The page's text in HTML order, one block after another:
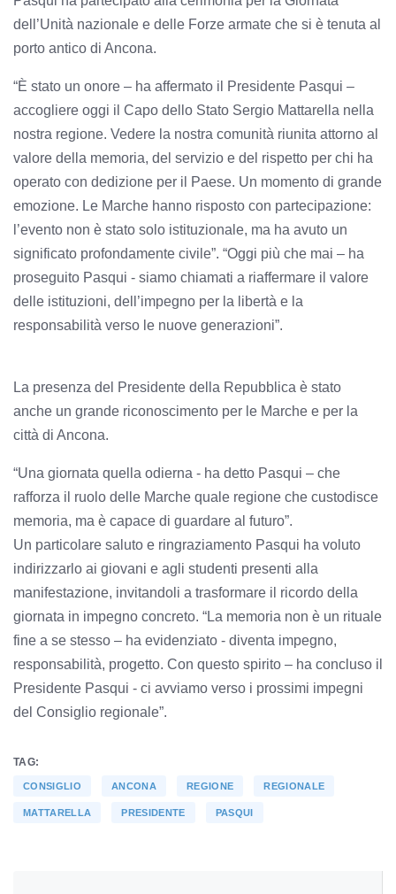
dell’Unità nazionale e delle Forze armate che si è tenuta al
porto antico di Ancona.
“È stato un onore – ha affermato il Presidente Pasqui –
accogliere oggi il Capo dello Stato Sergio Mattarella nella
nostra regione. Vedere la nostra comunità riunita attorno al
valore della memoria, del servizio e del rispetto per chi ha
operato con dedizione per il Paese. Un momento di grande
emozione. Le Marche hanno risposto con partecipazione:
l’evento non è stato solo istituzionale, ma ha avuto un
significato profondamente civile”. “Oggi più che mai – ha
proseguito Pasqui - siamo chiamati a riaffermare il valore
delle istituzioni, dell’impegno per la libertà e la
responsabilità verso le nuove generazioni”.
La presenza del Presidente della Repubblica è stato
anche un grande riconoscimento per le Marche e per la
città di Ancona.
“Una giornata quella odierna - ha detto Pasqui – che
rafforza il ruolo delle Marche quale regione che custodisce
memoria, ma è capace di guardare al futuro”.
Un particolare saluto e ringraziamento Pasqui ha voluto
indirizzarlo ai giovani e agli studenti presenti alla
manifestazione, invitandoli a trasformare il ricordo della
giornata in impegno concreto. “La memoria non è un rituale
fine a se stesso – ha evidenziato - diventa impegno,
responsabilità, progetto. Con questo spirito – ha concluso il
Presidente Pasqui - ci avviamo verso i prossimi impegni
del Consiglio regionale”.
TAG:
CONSIGLIO ANCONA REGIONE REGIONALE
MATTARELLA PRESIDENTE PASQUI